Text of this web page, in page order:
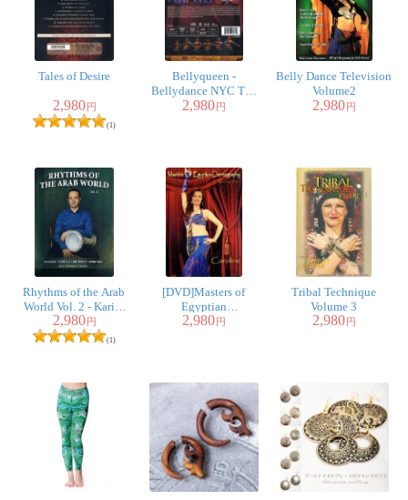
Tales of Desire
2,980円
(1)
Bellyqueen -
Bellydance NYC The
Ultimate Fusion
2,980円
Belly Dance Television
Volume2
2,980円
Rhythms of the Arab
World Vol. 2 - Karim
Nagi
2,980 円
(1)
[DVD]Masters of
Egyptian
Choreography Vol.10 -
2,980 円
Tribal Technique
Volume 3
2,980 円